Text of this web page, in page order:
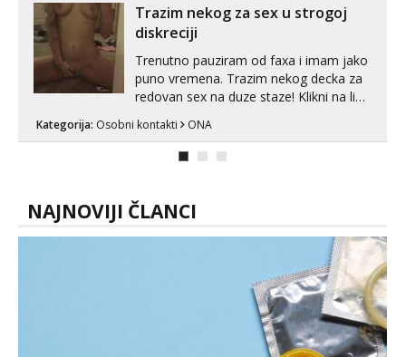
kombinacije halteri, haljine, štikle,
samostojeće itd. Nudim svakakva videa
seksa, puš...
Trazim nekog za sex u strogoj
diskreciji
Trenutno pauziram od faxa i imam jako
puno vremena. Trazim nekog decka za
redovan sex na duze staze! Klikni na link
Kategorija: Osobni kontakti ONA
NAJNOVIJI ČLANCI